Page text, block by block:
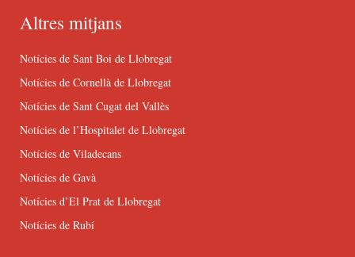
Altres mitjans
Notícies de Sant Boi de Llobregat
Notícies de Cornellà de Llobregat
Notícies de Sant Cugat del Vallès
Notícies de l’Hospitalet de Llobregat
Notícies de Viladecans
Notícies de Gavà
Notícies d’El Prat de Llobregat
Notícies de Rubí